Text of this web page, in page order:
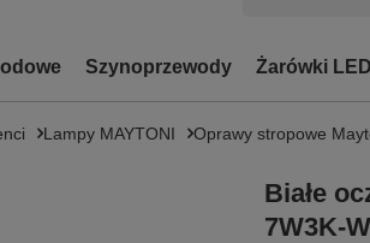
Szynoprzewody Żarówki LED
Lampy MAYTONI Oprawy stropowe
Białe
7W3K-